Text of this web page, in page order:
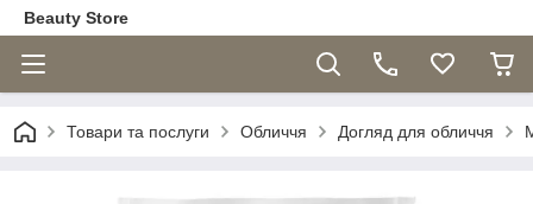
Beauty Store
Товари та послуги Обличчя Догляд для обличчя